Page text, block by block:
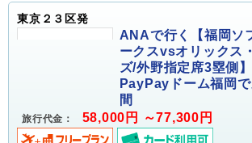
東京２３区発
ANAで行く【福岡ソ
ークスvsオリックス
ズ/外野指定席3塁側
PayPayドーム福岡で
間
旅行代金： 58,000円 ～77,300円